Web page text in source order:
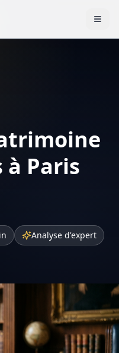
Paris
Analyse d'expert